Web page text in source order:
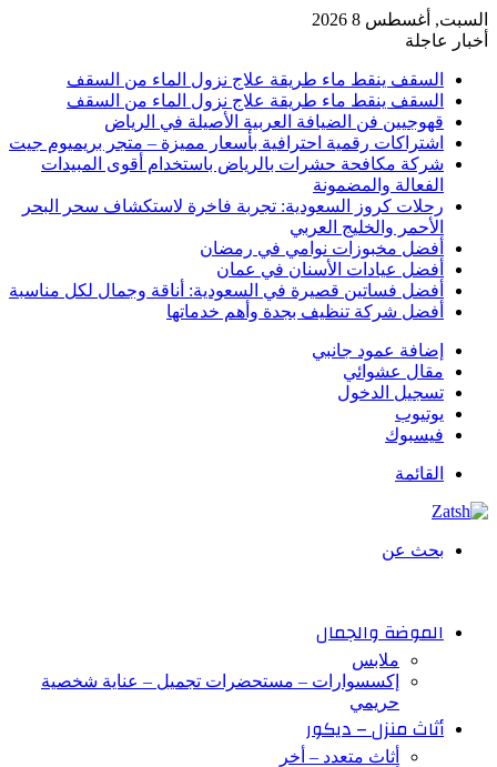
السبت, أغسطس 8 2026
أخبار عاجلة
السقف ينقط ماء طريقة علاج نزول الماء من السقف
السقف ينقط ماء طريقة علاج نزول الماء من السقف
قهوجيين فن الضيافة العربية الأصيلة في الرياض
اشتراكات رقمية احترافية بأسعار مميزة – متجر بريميوم جيت
شركة مكافحة حشرات بالرياض باستخدام أقوى المبيدات
الفعالة والمضمونة
رحلات كروز السعودية: تجربة فاخرة لاستكشاف سحر البحر
الأحمر والخليج العربي
أفضل مخبوزات نوامي في رمضان
أفضل عيادات الأسنان في عمان
أفضل فساتين قصيرة في السعودية: أناقة وجمال لكل مناسبة
أفضل شركة تنظيف بجدة وأهم خدماتها
إضافة عمود جانبي
مقال عشوائي
تسجيل الدخول
يوتيوب
فيسبوك
القائمة
بحث عن
الموضة والجمال
ملابس
إكسسوارات – مستحضرات تجميل – عناية شخصية
حريمي
أثاث منزل – ديكور
أثاث متعدد – أخر